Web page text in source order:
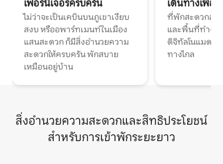
เฟอร์นิเจอร์ครบครัน
ไม่ว่าจะเป็นเคบินบนภูเขาเงียบ
สงบ หรืออพาร์ทเมนท์ในเมือง
แสนสะดวก ก็มีสิ่งอำนวยความ
สะดวกให้ครบครัน พักสบาย
เหมือนอยู่บ้าน
เดินทางเพื่อ
ที่พักสะดวกสบ
และพื้นที่ทำงา
ดิจิทัลโนแมดแ
ทางไกล
สิ่งอำนวยความสะดวกและสิทธิประโยชน์
สำหรับการเข้าพักระยะยาว